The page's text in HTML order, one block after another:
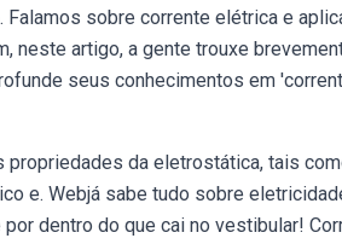
sobre corrente elétrica e
neste artigo, a gente trouxe
seus conhecimentos em
da eletrostática, tais
e. Webjá sabe tudo sobre
dentro do que cai no vestibular!